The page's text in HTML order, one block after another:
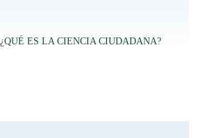
¿QUÉ ES LA CIENCIA CIUDADANA?